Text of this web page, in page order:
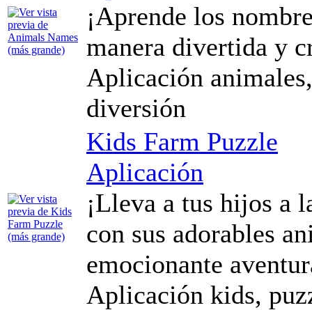
¡Aprende los
manera divertida y
Aplicación
diversión
Kids Farm Puzzle
Aplicación
¡Lleva a tus hijos a
con sus adorables
emocionante
Aplicación kids,